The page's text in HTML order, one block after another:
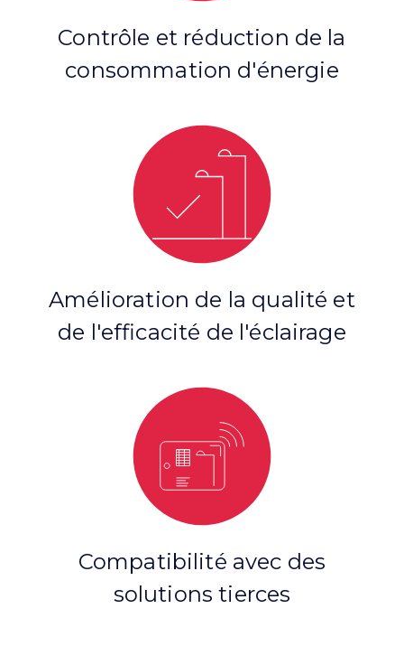
Contrôle et réduction de la
consommation d'énergie
Amélioration de la qualité et
de l'efficacité de l'éclairage
Compatibilité avec des
solutions tierces